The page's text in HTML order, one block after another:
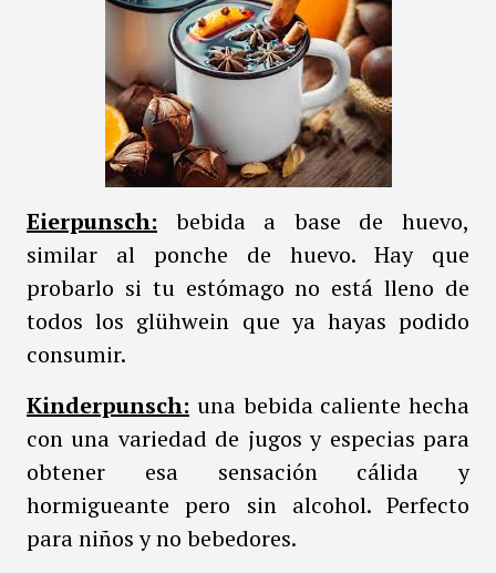
Eierpunsch: bebida a base de huevo,
similar al ponche de huevo. Hay que
probarlo si tu estómago no está lleno de
todos los glühwein que ya hayas podido
consumir.
Kinderpunsch: una bebida caliente hecha
con una variedad de jugos y especias para
obtener esa sensación cálida y
hormigueante pero sin alcohol. Perfecto
para niños y no bebedores.